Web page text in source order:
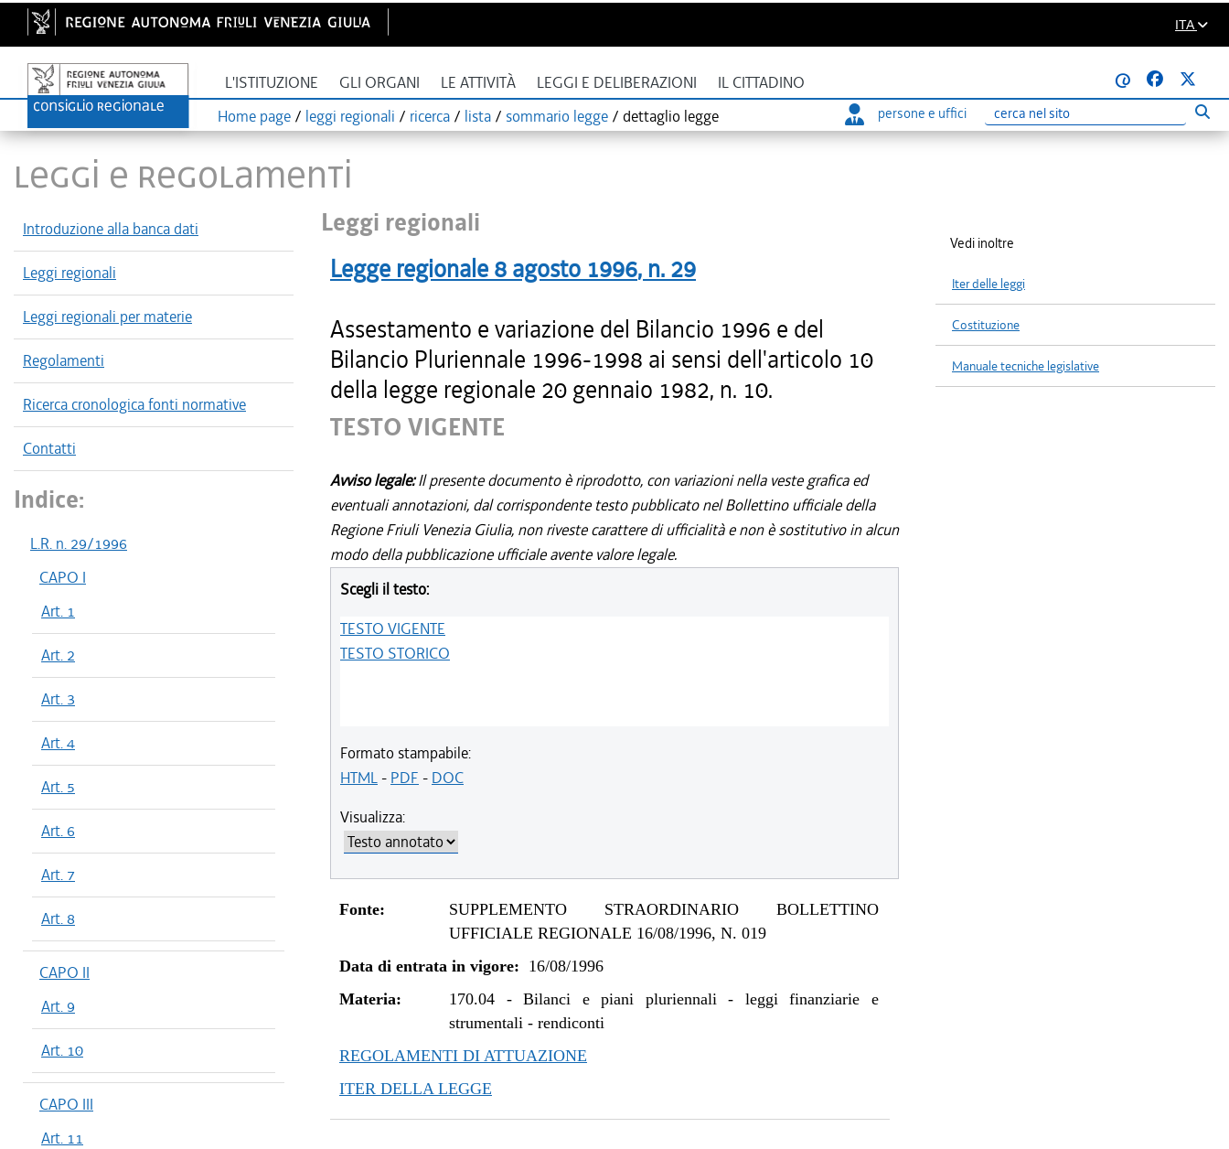
ITA
L'ISTITUZIONE GLI ORGANI LE ATTIVITÀ LEGGI E DELIBERAZIONI IL CITTADINO
@
Home page / leggi regionali / ricerca / lista / sommario legge / dettaglio legge persone e uffici
Ricerca
LEGGI E REGOLAMENTI
Introduzione alla banca dati
Leggi regionali
Leggi regionali per materie
Regolamenti
Ricerca cronologica fonti normative
Contatti
Indice:
L.R. n. 29/1996
CAPO I
Art. 1
Art. 2
Art. 3
Art. 4
Art. 5
Art. 6
Art. 7
Art. 8
CAPO II
Art. 9
Art. 10
CAPO III
Art. 11
Leggi regionali
Legge regionale 8 agosto 1996, n. 29
Assestamento e variazione del Bilancio 1996 e del
Bilancio Pluriennale 1996-1998 ai sensi dell'articolo 10
della legge regionale 20 gennaio 1982, n. 10.
TESTO VIGENTE
Avviso legale:Il presente documento è riprodotto, con variazioni nella veste grafica ed
eventuali annotazioni, dal corrispondente testo pubblicato nel Bollettino ufficiale della
Regione Friuli Venezia Giulia, non riveste carattere di ufficialità e non è sostitutivo in alcun
modo della pubblicazione ufficiale avente valore legale.
Scegli il testo:
TESTO VIGENTE
TESTO STORICO
Formato stampabile:
HTML- PDF - DOC
Visualizza:
Fonte:
SUPPLEMENTO STRAORDINARIO BOLLETTINO
UFFICIALE REGIONALE 16/08/1996, N. 019
Data di entrata in vigore: 16/08/1996
Materia:
170.04 -Bilanci e piani pluriennali - leggi finanziarie e
strumentali - rendiconti
REGOLAMENTI DI ATTUAZIONE
ITER DELLA LEGGE
Vedi inoltre
Iter delle leggi
Costituzione
Manuale tecniche legislative